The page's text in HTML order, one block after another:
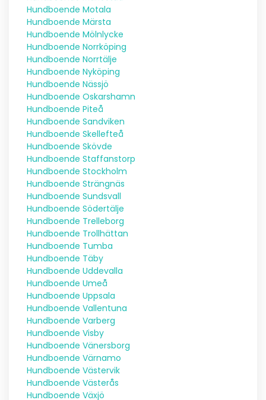
Hundboende Motala
Hundboende Märsta
Hundboende Mölnlycke
Hundboende Norrköping
Hundboende Norrtälje
Hundboende Nyköping
Hundboende Nässjö
Hundboende Oskarshamn
Hundboende Piteå
Hundboende Sandviken
Hundboende Skellefteå
Hundboende Skövde
Hundboende Staffanstorp
Hundboende Stockholm
Hundboende Strängnäs
Hundboende Sundsvall
Hundboende Södertälje
Hundboende Trelleborg
Hundboende Trollhättan
Hundboende Tumba
Hundboende Täby
Hundboende Uddevalla
Hundboende Umeå
Hundboende Uppsala
Hundboende Vallentuna
Hundboende Varberg
Hundboende Visby
Hundboende Vänersborg
Hundboende Värnamo
Hundboende Västervik
Hundboende Västerås
Hundboende Växjö